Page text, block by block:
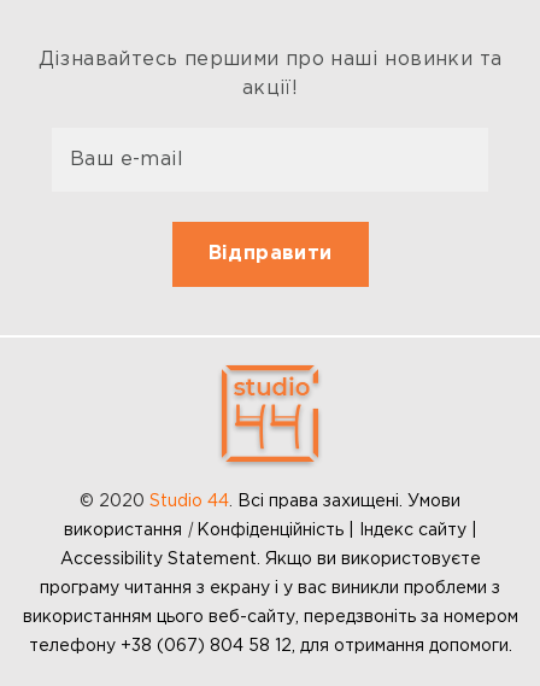
Дізнавайтесь першими про наші новинки та
акції!
© 2020 Studio 44
Всі права захищені. Умови
використання | Конфіденційність | Індекс сайту |
Accessibility Statement. Якщо ви використовуєте
програму читання з екрану і у вас виникли проблеми з
використанням цього веб-сайту, передзвоніть за номером
телефону +38 (067) 804 58 12, для отримання допомоги.